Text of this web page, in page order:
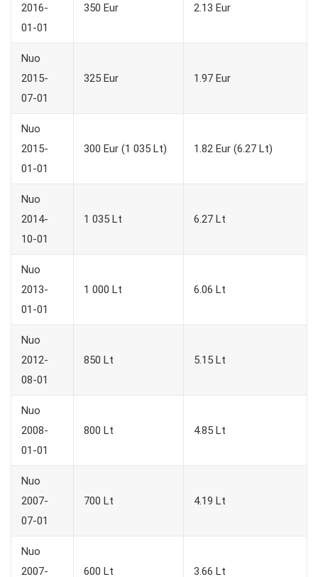
2016-
01-01
350 Eur 2.13 Eur
Nuo
2015-
07-01
325 Eur 1.97 Eur
Nuo
2015-
01-01
300 Eur (1 035 Lt) 1.82 Eur (6.27 Lt)
Nuo
2014-
10-01
1 035 Lt 6.27 Lt
Nuo
2013-
01-01
1 000 Lt 6.06 Lt
Nuo
2012-
08-01
850 Lt 5.15 Lt
Nuo
2008-
01-01
800 Lt 4.85 Lt
Nuo
2007-
07-01
700 Lt 4.19 Lt
Nuo
2007-
600 Lt 3.66 Lt